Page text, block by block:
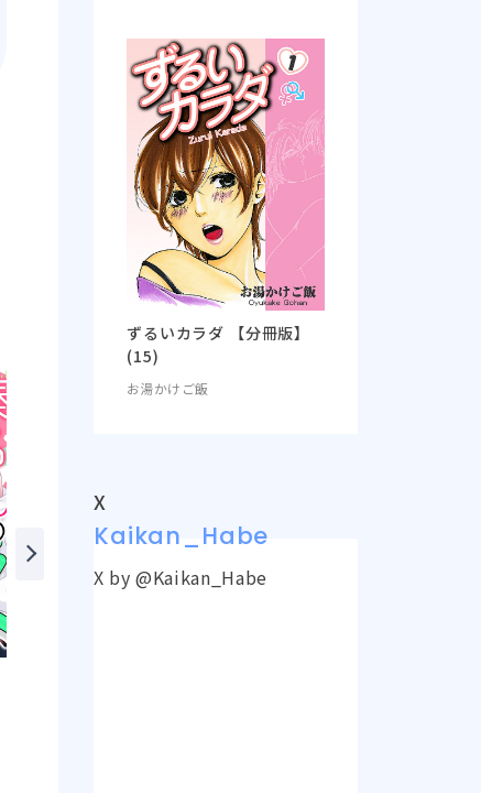
ずるいカラダ 【分冊版】
(15)
お湯かけご飯
X
Kaikan_Habe
X by @Kaikan_Habe